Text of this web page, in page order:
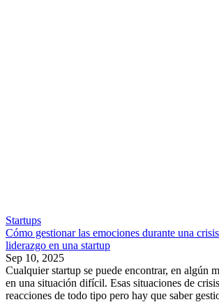
Startups
Cómo gestionar las emociones durante una
liderazgo en una startup
Sep 10, 2025
Cualquier startup se puede encontrar, en algún
en una situación difícil. Esas situaciones de
reacciones de todo tipo pero hay que saber